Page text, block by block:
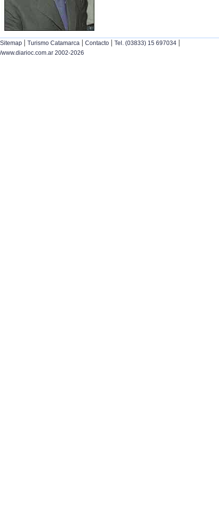
Sitemap | Turismo Catamarca | Contacto | Tel. (03833) 15 697034 |
/www.diarioc.com.ar 2002-2026